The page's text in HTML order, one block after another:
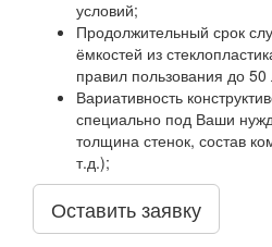
условий;
Продолжительный срок
ёмкостей из
правил пользования до 50
Вариативность
специально под Ваши
толщина стенок, состав
т.д.);
Оставить заявку